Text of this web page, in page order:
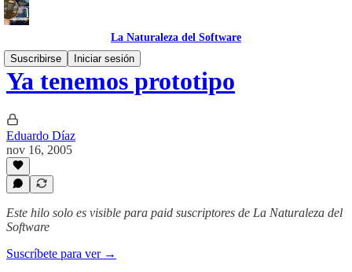
La Naturaleza del Software
Suscribirse
Iniciar sesión
Ya tenemos prototipo
Eduardo Díaz
nov 16, 2005
Este hilo solo es visible para paid suscriptores de La Naturaleza del
Software
Suscríbete para ver →